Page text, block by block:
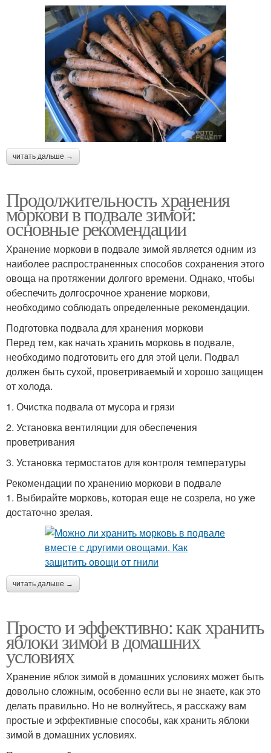
читать дальше →
Продолжительность хранения
моркови в подвале зимой:
основные рекомендации
Хранение моркови в подвале зимой является одним из
наиболее распространенных способов сохранения этого
овоща на протяжении долгого времени. Однако, чтобы
обеспечить долгосрочное хранение моркови,
необходимо соблюдать определенные рекомендации.
Подготовка подвала для хранения моркови
Перед тем, как начать хранить морковь в подвале,
необходимо подготовить его для этой цели. Подвал
должен быть сухой, проветриваемый и хорошо защищен
от холода.
1. Очистка подвала от мусора и грязи
2. Установка вентиляции для обеспечения
проветривания
3. Установка термостатов для контроля температуры
Рекомендации по хранению моркови в подвале
1. Выбирайте морковь, которая еще не созрела, но уже
достаточно зрелая.
читать дальше →
Просто и эффективно: как хранить
яблоки зимой в домашних
условиях
Хранение яблок зимой в домашних условиях может быть
довольно сложным, особенно если вы не знаете, как это
делать правильно. Но не волнуйтесь, я расскажу вам
простые и эффективные способы, как хранить яблоки
зимой в домашних условиях.